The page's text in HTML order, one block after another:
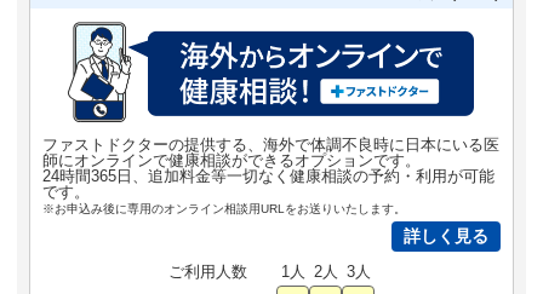
ファストドクターの提供する、海外で体調不良時に日本にいる医
師にオンラインで健康相談ができるオプションです。
24時間365日、追加料金等一切なく健康相談の予約・利用が可能
です。
※お申込み後に専用のオンライン相談用URLをお送りいたします。
詳しく見る
ご利用人数 1人 2人 3人